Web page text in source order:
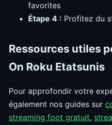
favorites
Étape 4 : Profitez du
Ressources utiles
On Roku Etatsunis
Pour approfondir votre
également nos guides sur
streaming foot gratuit,